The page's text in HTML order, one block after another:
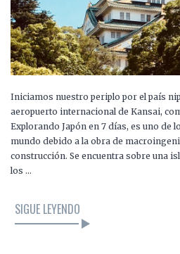
Iniciamos nuestro periplo por el país
aeropuerto internacional de Kansai,
Explorando Japón en 7 días, es uno de
mundo debido a la obra de
construcción. Se encuentra sobre una
los …
SIGUE LEYENDO